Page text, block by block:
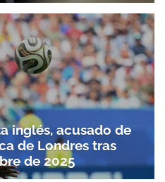
inglés, acusado de
de Londres tras
de 2025